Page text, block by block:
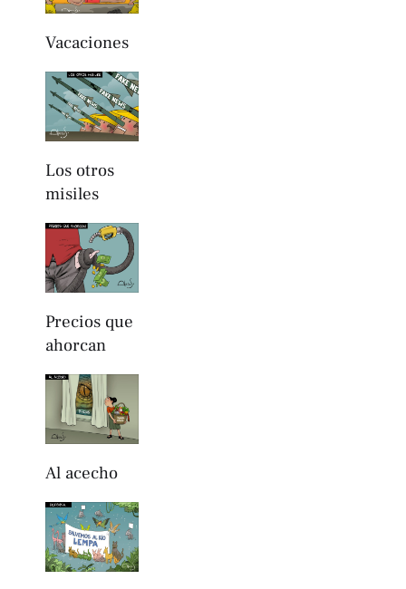
Vacaciones
Los otros
misiles
Precios que
ahorcan
Al acecho